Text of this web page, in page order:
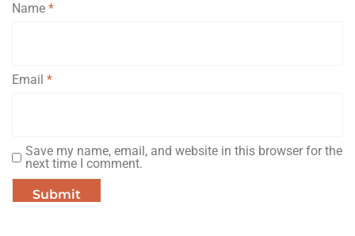
Name *
Email *
Save my name, email, and website in this browser for the
next time I comment.